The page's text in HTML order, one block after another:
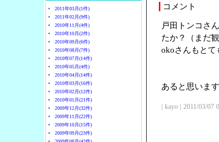
2011年03月(1件)
2011年02月(9件)
2010年11月(4件)
2010年10月(2件)
2010年09月(6件)
2010年08月(7件)
2010年07月(14件)
2010年05月(4件)
2010年04月(14件)
2010年03月(16件)
2010年02月(12件)
2010年01月(21件)
2009年12月(32件)
2009年11月(22件)
2009年10月(15件)
2009年09月(23件)
コメント
戸田トンコさ
たか？（まだ
okoさんもとて
あると思いま
| kayo | 2011/03/07